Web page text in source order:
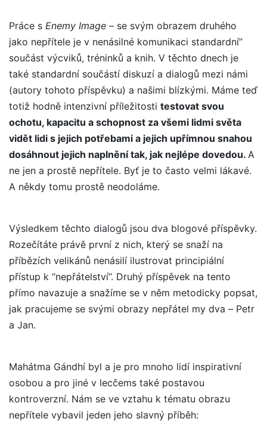
Práce s Enemy Image – se svým obrazem druhého
jako nepřítele je v nenásilné komunikaci standardní”
součást výcviků, tréninků a knih. V těchto dnech je
také standardní součástí diskuzí a dialogů mezi námi
(autory tohoto příspěvku) a našimi blízkými. Máme teď
totiž hodně intenzivní příležitosti testovat svou
ochotu, kapacitu a schopnost za všemi lidmi světa
vidět lidi s jejich potřebami a jejich upřímnou snahou
dosáhnout jejich naplnění tak, jak nejlépe dovedou. A
ne jen a prostě nepřítele. Byť je to často velmi lákavé.
A někdy tomu prostě neodoláme.
Výsledkem těchto dialogů jsou dva blogové příspěvky.
Rozečítáte právě první z nich, který se snaží na
příbězích velikánů nenásilí ilustrovat principiální
přístup k “nepřátelství”. Druhý příspěvek na tento
přímo navazuje a snažíme se v něm metodicky popsat,
jak pracujeme se svými obrazy nepřátel my dva – Petr
a Jan.
Mahátma Gándhí byl a je pro mnoho lidí inspirativní
osobou a pro jiné v lecčems také postavou
kontroverzní. Nám se ve vztahu k tématu obrazu
nepřítele vybavil jeden jeho slavný příběh: